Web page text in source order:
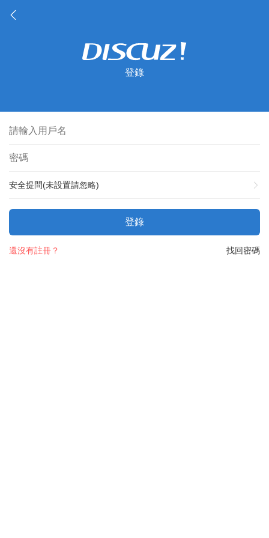
登錄
安全提問(未設置請忽略)
登錄
找回密碼
還沒有註冊？